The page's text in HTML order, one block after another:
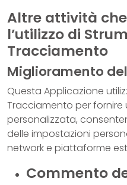
Altre attività
l’utilizzo di
Tracciamento
Miglioramento
Questa Applicazione
Tracciamento per fornire
personalizzata,
delle impostazioni
network e piattaforme
Commento